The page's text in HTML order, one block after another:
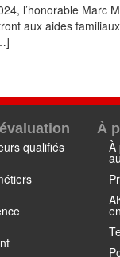
l’honorable Marc
aux aides
qualifiés
À
À